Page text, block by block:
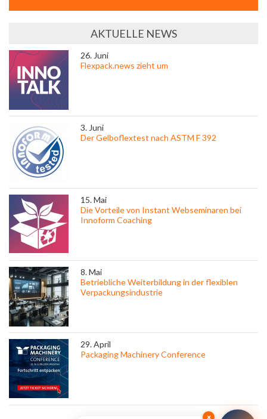
AKTUELLE NEWS
26. Juni
Flexpack.news zieht um
3. Juni
Der Gelboflextest nach ASTM F 392
15. Mai
Die Vorteile von Instant Webseminaren bei
Innoform Coaching
8. Mai
Betriebliche Weiterbildung in der flexiblen
Verpackungsindustrie
29. April
Packaging Machinery Conference